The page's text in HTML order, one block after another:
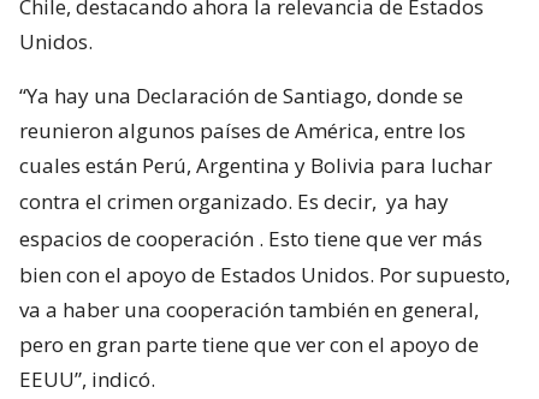
Chile, destacando ahora la relevancia de Estados
Unidos.
“Ya hay una Declaración de Santiago, donde se
reunieron algunos países de América, entre los
cuales están Perú, Argentina y Bolivia para luchar
contra el crimen organizado. Es decir, ya hay
espacios de cooperación . Esto tiene que ver más
bien con el apoyo de Estados Unidos. Por supuesto,
va a haber una cooperación también en general,
pero en gran parte tiene que ver con el apoyo de
EEUU”, indicó.